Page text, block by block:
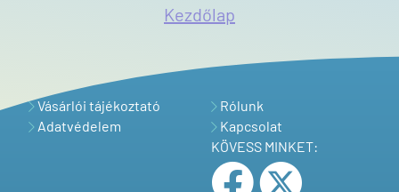
Kezdőlap
Vásárlói tájékoztató
Adatvédelem
Rólunk
Kapcsolat
KÖVESS MINKET: